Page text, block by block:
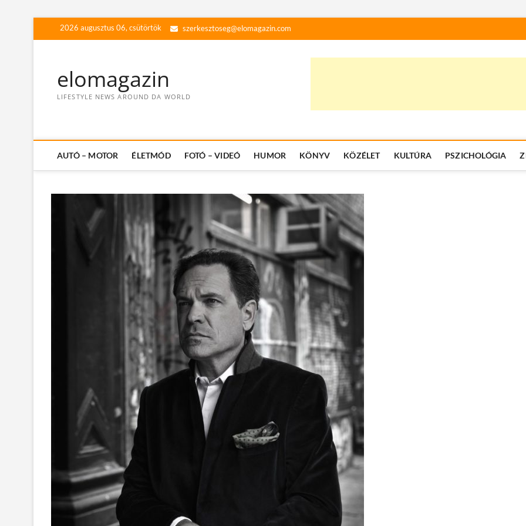
2026 augusztus 06, csütörtök szerkesztoseg@elomagazin.com
elomagazin
LIFESTYLE NEWS AROUND DA WORLD
AUTÓ – MOTOR ÉLETMÓD FOTÓ – VIDEÓ HUMOR KÖNYV KÖZÉLET KULTÚRA PSZICHOLÓGIA